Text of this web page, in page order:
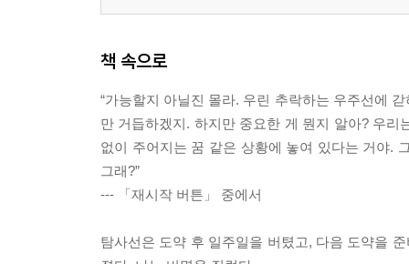
책 속으로
“가능할지 아닐진 몰라. 우린 추락하는 우주선에
만 거듭하겠지. 하지만 중요한 게 뭔지 알아? 우
없이 주어지는 꿈 같은 상황에 놓여 있다는 거야.
그래?”
--- 「재시작 버튼」 중에서
탐사선은 도약 후 일주일을 버텼고, 다음 도약을